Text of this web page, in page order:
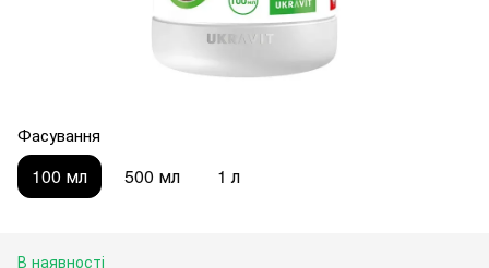
Фасування
100 мл 500 мл 1 л
В наявності